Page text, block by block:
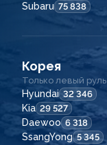
Subaru 75 838
Корея
Только левый руль
Hyundai 32 346
Kia 29 527
Daewoo 6 318
SsangYong 5 345